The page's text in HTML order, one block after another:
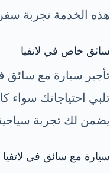
هذه الخدمة تجربة سفر
سائق خاص في لاتفيا
تأجير سيارة مع سائق
تلبي احتياجاتك سواء
يضمن لك تجربة
سيارة مع سائق في لاتفيا